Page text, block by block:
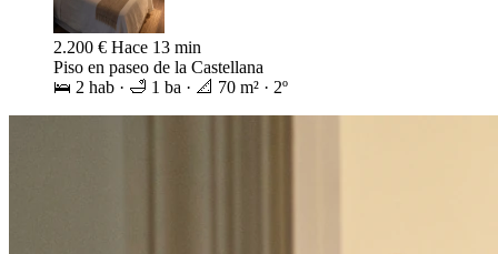
1.450 € Hace 2 min
Piso en calle Fuencarral
🛌 2 hab · 🛁 2 ba · 📐 90 m² · 2º